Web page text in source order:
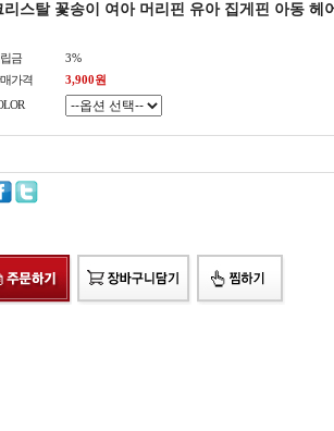
리스탈 꽃송이 여아 머리핀 유아 집게핀 아동 헤
금
3%
가격
3,900원